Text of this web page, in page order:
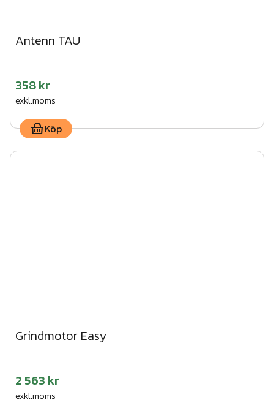
Antenn TAU
358 kr
exkl.moms
Köp
Grindmotor Easy
2 563 kr
exkl.moms